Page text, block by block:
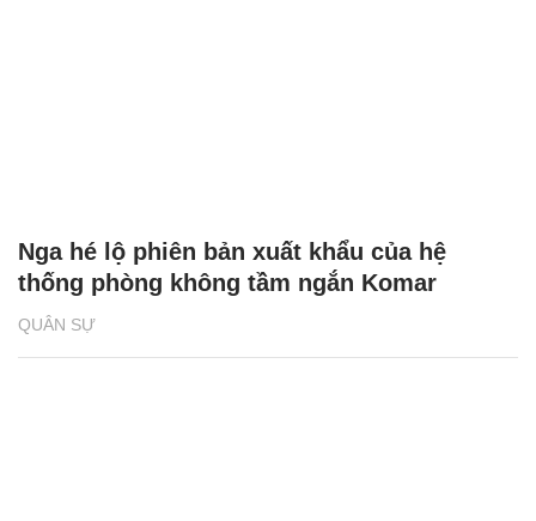
QUÂN SỰ
Nga hé lộ phiên bản xuất khẩu của hệ
thống phòng không tầm ngắn Komar